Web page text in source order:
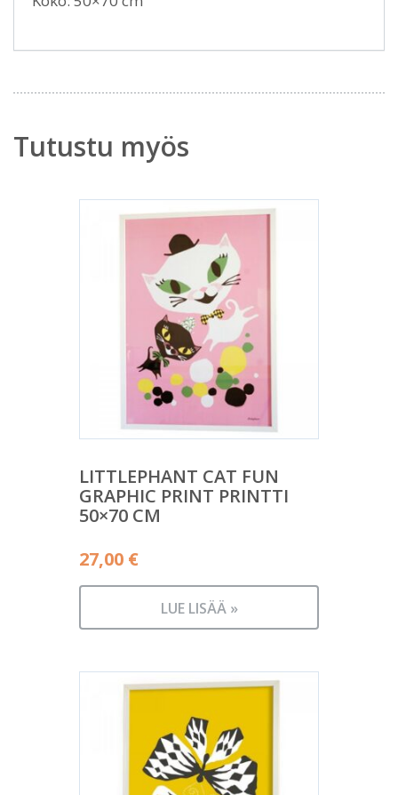
Tutustu myös
LITTLEPHANT CAT FUN
GRAPHIC PRINT PRINTTI
50×70 CM
27,00 €
LUE LISÄÄ »